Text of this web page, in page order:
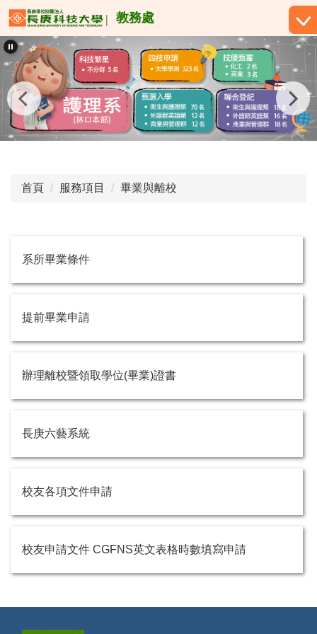
跳
到
主
要
內
容
區
教務處
首頁 服務項目 畢業與離校
系所畢業條件
提前畢業申請
辦理離校暨領取學位(畢業)證書
長庚六藝系統
校友各項文件申請
校友申請文件 CGFNS英文表格時數填寫申請